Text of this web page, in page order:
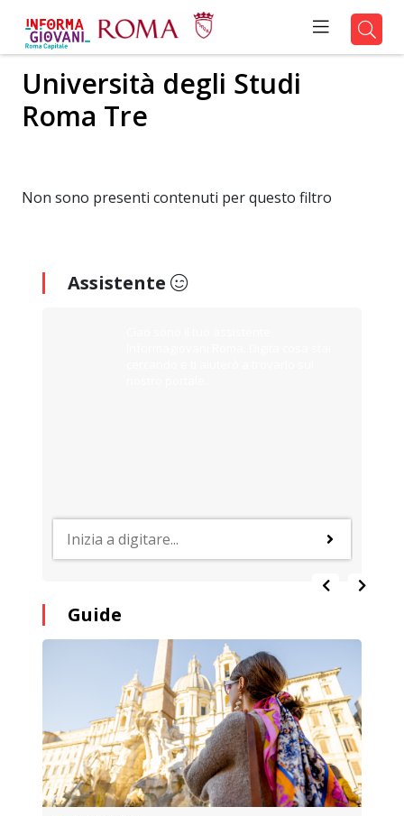
Università degli Studi
Roma Tre
Non sono presenti contenuti per questo filtro
Assistente
Guide